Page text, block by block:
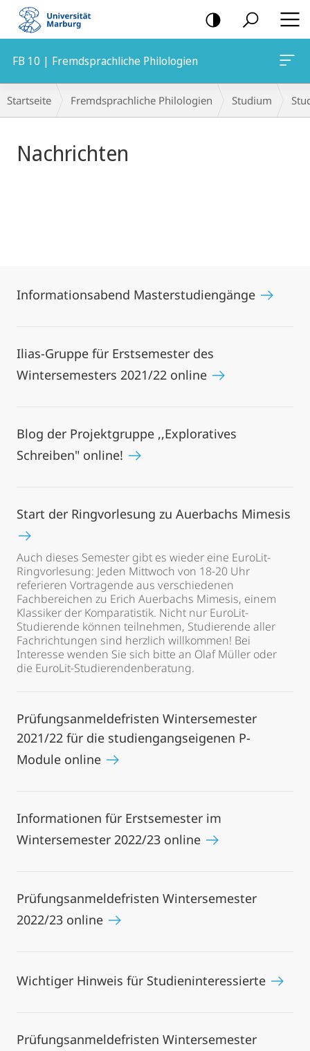
Mobile-
Navigation
FB 10 | Fremdsprachliche Philologien
Hauptinhalt
Breadcrumb-
Navigation
Startseite Fremdsprachliche Philologien Studium
Nachrichten
Informationsabend Masterstudiengänge
Ilias-Gruppe für Erstsemester des
Wintersemesters 2021/22 online
Blog der Projektgruppe ,,Exploratives
Schreiben" online!
Start der Ringvorlesung zu Auerbachs Mimesis
Auch dieses Semester gibt es wieder eine EuroLit-
Ringvorlesung: Jeden Mittwoch von 18-20 Uhr
referieren Vortragende aus verschiedenen
Fachbereichen zu Erich Auerbachs Mimesis, einem
Klassiker der Komparatistik. Nicht nur EuroLit-
Studierende können teilnehmen, Studierende aller
Fachrichtungen sind herzlich willkommen! Bei
Interesse wenden Sie sich bitte an Olaf Müller oder
die EuroLit-Studierendenberatung.
Prüfungsanmeldefristen Wintersemester
2021/22 für die studiengangseigenen P-
Module online
Informationen für Erstsemester im
Wintersemester 2022/23 online
Prüfungsanmeldefristen Wintersemester
2022/23 online
Wichtiger Hinweis für Studieninteressierte
Prüfungsanmeldefristen Wintersemester